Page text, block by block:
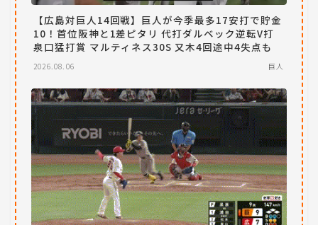
【広島対巨人14回戦】巨人が今季最多17安打で貯金
10！首位阪神と1差ピタリ 代打ダルベック逆転V打
泉口猛打賞 マルティネス30S 又木4回途中4失点も
2026.08.06 巨人